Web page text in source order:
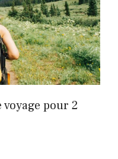
pour 2